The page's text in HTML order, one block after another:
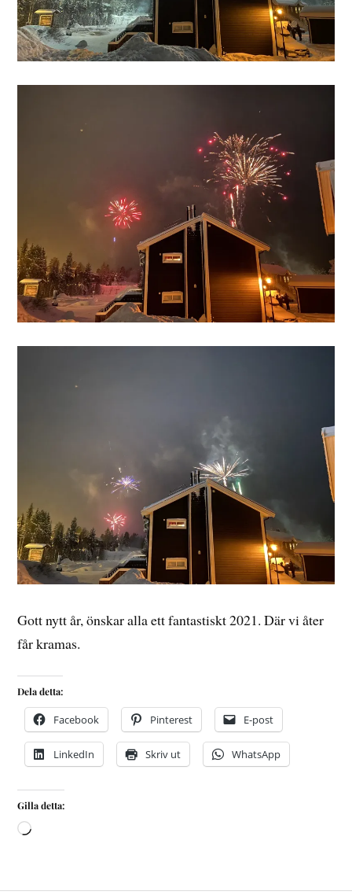
Gott nytt år, önskar alla ett fantastiskt 2021. Där vi åter
får kramas.
Dela detta:
Facebook Pinterest E-post
LinkedIn Skriv ut WhatsApp
Gilla detta: